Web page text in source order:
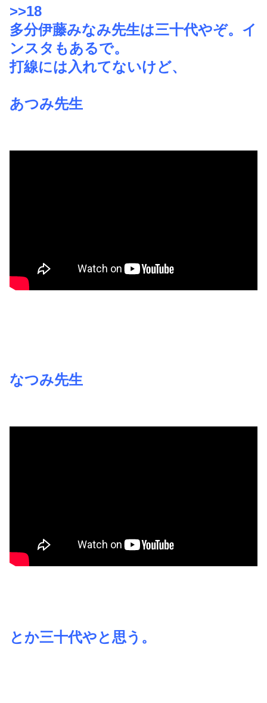
>>18
多分伊藤みなみ先生は三十代やぞ。イ
ンスタもあるで。
打線には入れてないけど、
あつみ先生
なつみ先生
とか三十代やと思う。